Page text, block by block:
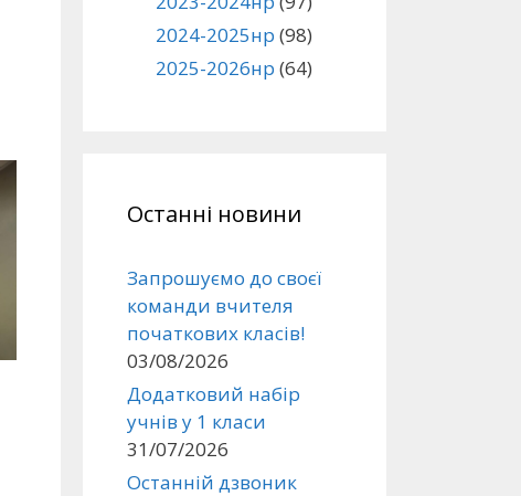
2024-2025нр (98)
2025-2026нр (64)
Останні новини
Запрошуємо до своєї
команди вчителя
початкових класів!
03/08/2026
Додатковий набір
учнів у 1 класи
31/07/2026
Останній дзвоник